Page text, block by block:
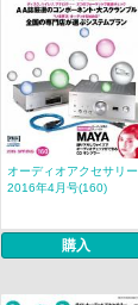
オーディオアクセサリー
2016年4月号(160)
購入